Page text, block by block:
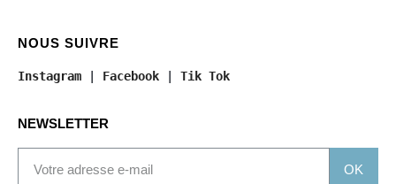
NOUS SUIVRE
Instagram Facebook Tik Tok
NEWSLETTER
OK